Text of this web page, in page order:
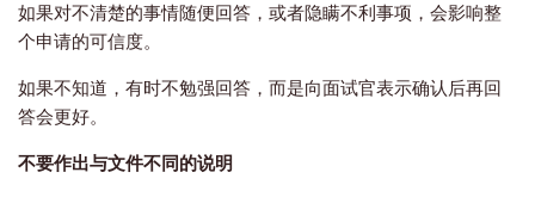
如果对不清楚的事情随便回答，或者隐瞒不利事项，会影响整
个申请的可信度。
如果不知道，有时不勉强回答，而是向面试官表示确认后再回
答会更好。
不要作出与文件不同的说明